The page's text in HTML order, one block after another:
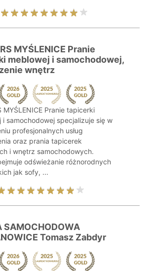
MYŚLENICE Pranie
meblowej i samochodowej,
wnętrz
MYŚLENICE Pranie tapicerki
i samochodowej specjalizuje się w
profesjonalnych usług
oraz prania tapicerek
i wnętrz samochodowych.
odświeżanie różnorodnych
jak sofy, ...
SAMOCHODOWA
Tomasz Zabdyr